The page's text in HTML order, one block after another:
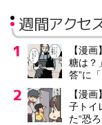
週間アクセ
【漫
糖は？
答”に
【漫
子トイ
た“恐